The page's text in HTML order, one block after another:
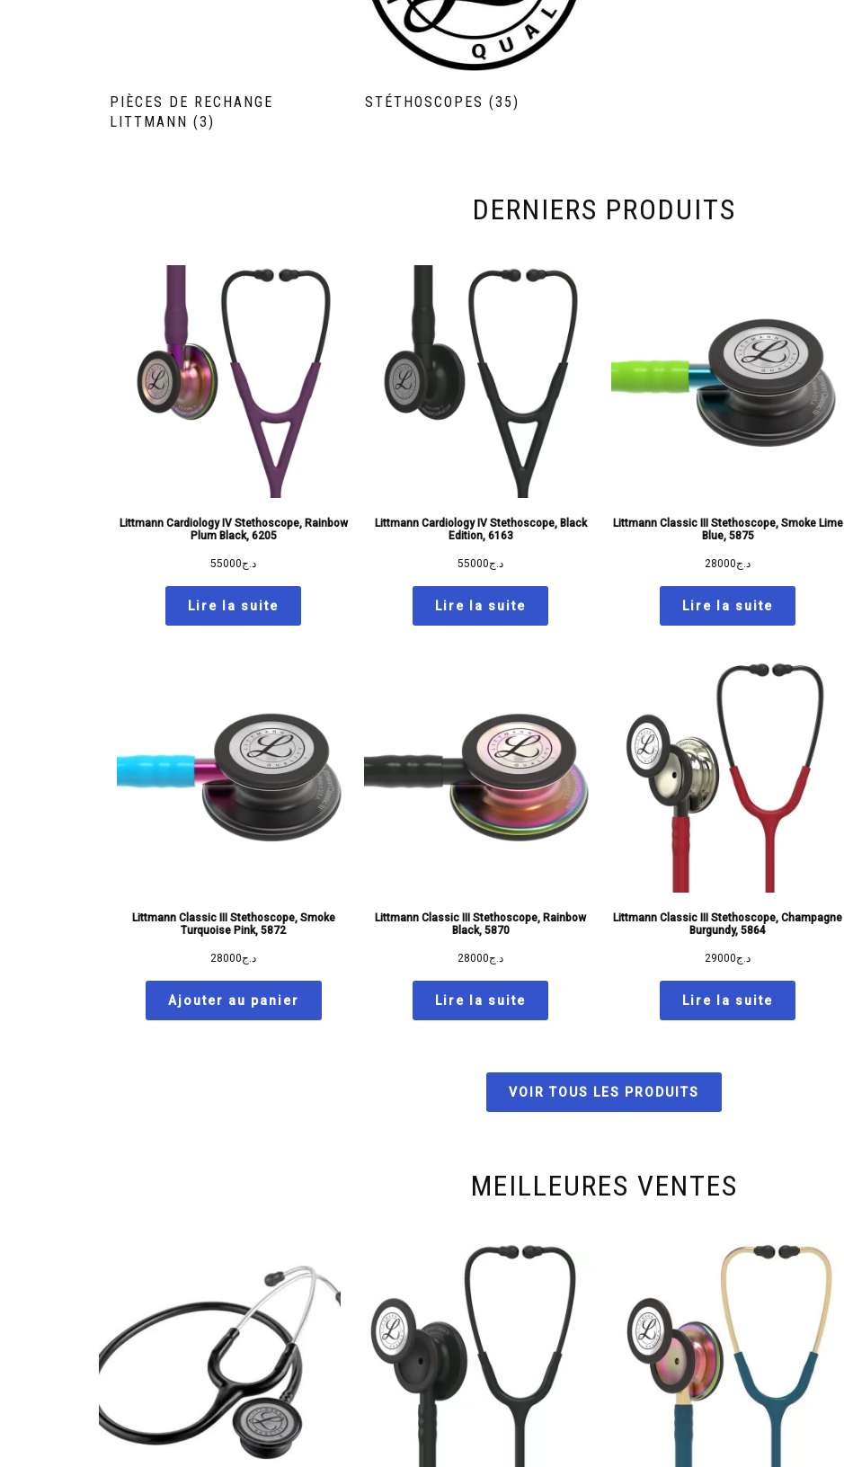
PIÈCES DE RECHANGE
LITTMANN (3)
STÉTHOSCOPES(35)
DERNIERS PRODUITS
Littmann Cardiology IV Stethoscope, Rainbow
Plum Black, 6205
د.ج55000
Lire la suite
Littmann Cardiology IV Stethoscope, Black
Edition, 6163
د.ج55000
Lire la suite
Littmann Classic III Stethoscope, Smoke Lime
Blue, 5875
د.ج28000
Lire la suite
Littmann Classic III Stethoscope, Smoke
Turquoise Pink, 5872
د.ج28000
Ajouter au panier
Littmann Classic III Stethoscope, Rainbow
Black, 5870
د.ج28000
Lire la suite
Littmann Classic III Stethoscope, Champagne
Burgundy, 5864
د.ج29000
Lire la suite
VOIR TOUS LES PRODUITS
MEILLEURES VENTES